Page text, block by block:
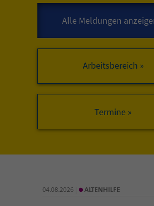
Arbeitsbereich »
04.08.2026 | • ALTENHILFE